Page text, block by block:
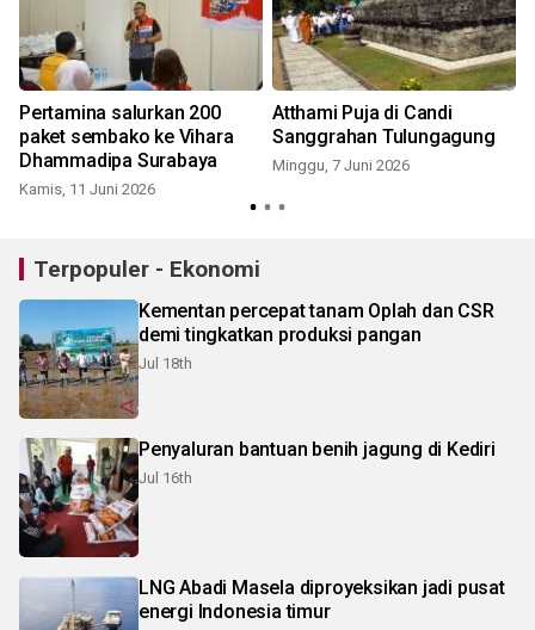
Pertamina salurkan 200
paket sembako ke Vihara
Dhammadipa Surabaya
Kamis, 11 Juni 2026
Atthami Puja di Candi
Sanggrahan Tulungagung
Minggu, 7 Juni 2026
Terpopuler - Ekonomi
Kementan percepat tanam Oplah dan CSR
demi tingkatkan produksi pangan
Jul 18th
Penyaluran bantuan benih jagung di Kediri
Jul 16th
LNG Abadi Masela diproyeksikan jadi pusat
energi Indonesia timur